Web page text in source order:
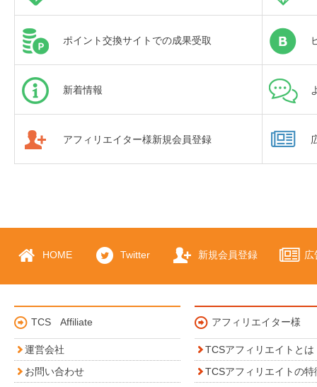
ポイント交換サイトでの成果受取
新着情報
アフィリエイター様新規会員登録
HOME Twitter 新規会員登録 広
TCS Affiliate
運営会社
お問い合わせ
アフィリエイター様
TCSアフィリエイトとは
TCSアフィリエイトの特